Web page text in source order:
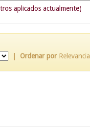
aplicados actualmente)
Ordenar por Relevancia